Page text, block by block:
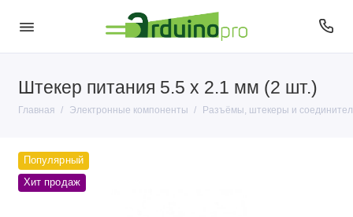
Штекер питания 5.5 х 2.1 мм (2 шт.)
Главная Электронные компоненты Разъёмы, штекеры и
Антенны
Диоды
Кварцы
Популярный
Хит продаж